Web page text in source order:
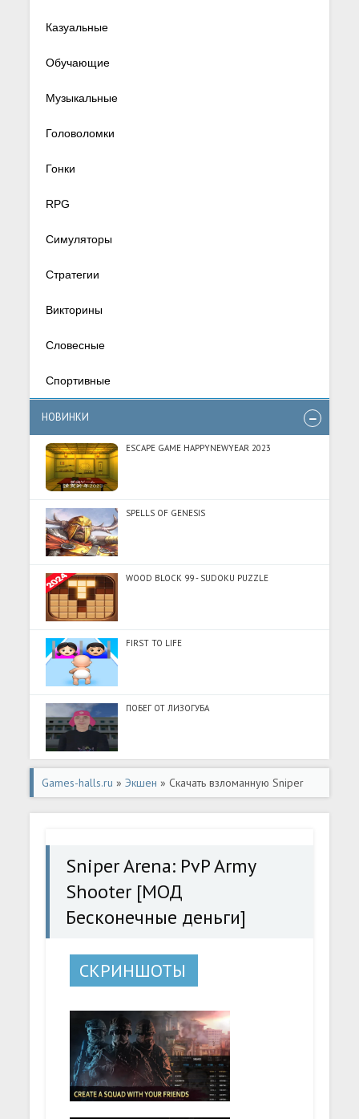
Казуальные
Обучающие
Музыкальные
Головоломки
Гонки
RPG
Симуляторы
Стратегии
Викторины
Словесные
Спортивные
НОВИНКИ
ESCAPE GAME HAPPYNEWYEAR 2023
SPELLS OF GENESIS
WOOD BLOCK 99 - SUDOKU PUZZLE
FIRST TO LIFE
ПОБЕГ ОТ ЛИЗОГУБА
Games-halls.ru »Экшен » Скачать взломанную Sniper
Arena: PvP Army Shooter [МОД Бесконечные деньги] -
Sniper Arena: PvP Army
Shooter [МОД
Бесконечные деньги]
СКРИНШОТЫ